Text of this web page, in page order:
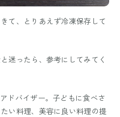
て、とりあえず冷凍保存して
迷ったら、参考にしてみてく
ドバイザー。子どもに食べさ
い料理、美容に良い料理の提